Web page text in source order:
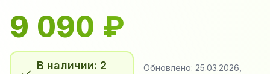
9 090 ₽
В наличии: 2
Обновлено: 25.03.2026,